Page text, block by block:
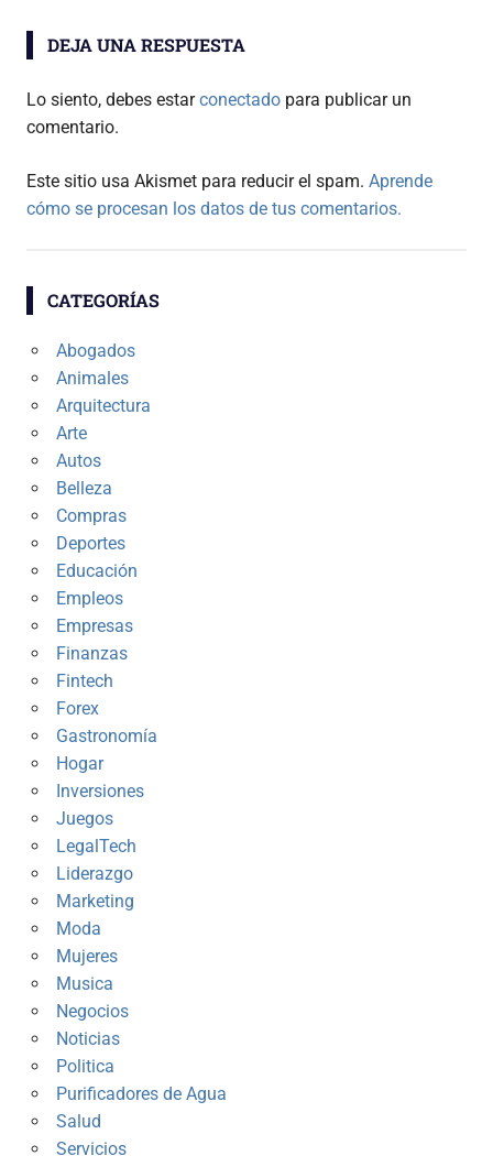
DEJA UNA RESPUESTA
Lo siento, debes estarconectado para publicar un
comentario.
Este sitio usa Akismet para reducir el spam. Aprende
cómo se procesan los datos de tus comentarios.
CATEGORÍAS
Abogados
Animales
Arquitectura
Arte
Autos
Belleza
Compras
Deportes
Educación
Empleos
Empresas
Finanzas
Fintech
Forex
Gastronomía
Hogar
Inversiones
Juegos
LegalTech
Liderazgo
Marketing
Moda
Mujeres
Musica
Negocios
Noticias
Politica
Purificadores de Agua
Salud
Servicios